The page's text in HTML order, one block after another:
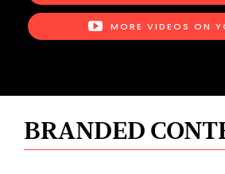
​MORE VIDEOS ON
BRANDED